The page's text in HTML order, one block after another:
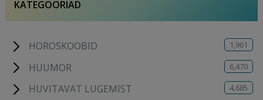
KATEGOORIAD
HOROSKOOBID 1,961
HUUMOR 6,470
HUVITAVAT LUGEMIST 4,685